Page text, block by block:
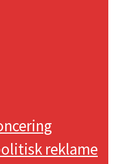
reklame